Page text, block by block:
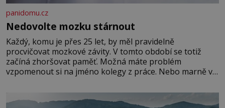
panidomu.cz
Nedovolte mozku stárnout
Každý, komu je přes 25 let, by měl pravidelně
procvičovat mozkové závity. V tomto období se totiž
začíná zhoršovat paměť. Možná máte problém
vzpomenout si na jméno kolegy z práce. Nebo marně v
Je to opravdu tak, s věkem jako kdyby se paměť
rozhodla stávkovat. Cvičte